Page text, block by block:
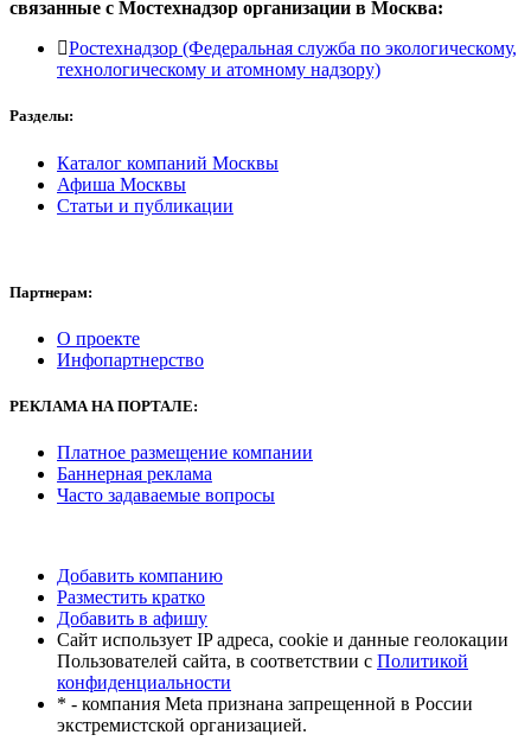
связанные с Мостехнадзор организации в Москва:
Ростехнадзор (Федеральная служба по экологическому,
технологическому и атомному надзору)
Разделы:
Каталог компаний Москвы
Афиша Москвы
Статьи и публикации
Партнерам:
О проекте
Инфопартнерство
РЕКЛАМАНА ПОРТАЛЕ:
Платное размещение компании
Баннерная реклама
Часто задаваемые вопросы
Добавить компанию
Разместить кратко
Добавить в афишу
Сайт использует IP адреса, cookie и данные геолокации
Пользователей сайта, в соответствии с Политикой
конфиденциальности
* - компания Meta признана запрещенной в России
экстремистской организацией.